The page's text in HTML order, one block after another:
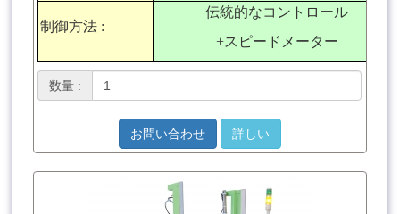
制御方法 :
伝統的なコントロール
+スピードメーター
数量 :
お問い合わせ 詳しい